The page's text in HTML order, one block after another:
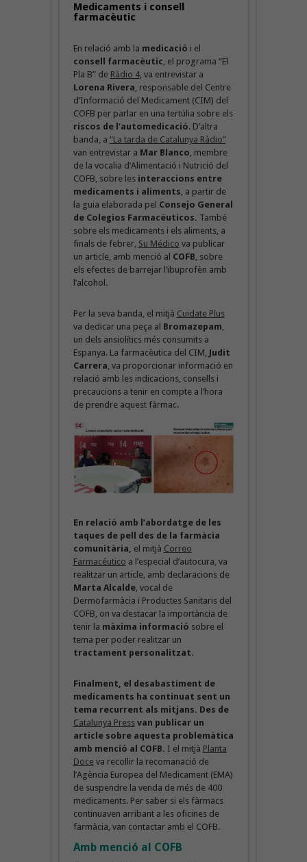
Medicaments i consell
farmacèutic
En relació amb la medicació i el
consell farmacèutic , el programa “El
Pla B” de Ràdio 4, va entrevistar a
Lorena Rivera , responsable del Centre
d’Informació del Medicament (CIM) del
COFB per parlar en una tertúlia sobre els
riscos de l‘automedicació. D’altra
banda, a “La tarda de Catalunya Ràdio”
van entrevistar a Mar Blanco , membre
de la vocalia d’Alimentació i Nutrició del
COFB, sobre les interaccions entre
medicaments i aliments , a partir de
la guia elaborada pel Consejo General
de Colegios Farmacéuticos. També
sobre els medicaments i els aliments, a
finals de febrer, Su Médico va publicar
un article, amb menció al COFB , sobre
els efectes de barrejar l’ibuprofèn amb
l’alcohol.
Per la seva banda, el mitjà Cuidate Plus
va dedicar una peça al Bromazepam
un dels ansiolítics més consumits a
Espanya. La farmacèutica del CIM, Judit
Carrera , va proporcionar informació en
relació amb les indicacions, consells i
precaucions a tenir en compte a l’hora
de prendre aquest fàrmac.
En relació amb l’abordatge de les
taques de pell des de la farmàcia
comunitària, el mitjà Correo
Farmacéutico a l’especial d’autocura, va
realitzar un article, amb declaracions de
Marta Alcalde, vocal de
Dermofarmàcia i Productes Sanitaris del
COFB, on va destacar la importància de
tenir la màxima informació sobre el
tema per poder realitzar un
tractament personalitzat.
Finalment, el desabastiment de
medicaments ha continuat sent un
tema recurrent als mitjans. Des de
Catalunya Pressvan publicar un
article sobre aquesta problemàtica
amb menció al COFB. I el mitjà Planta
Doce va recollir la recomanació de
l’Agència Europea del Medicament (EMA)
de suspendre la venda de més de 400
medicaments. Per saber si els fàrmacs
continuaven arribant a les oficines de
farmàcia, van contactar amb el COFB.
Amb menció al COFB